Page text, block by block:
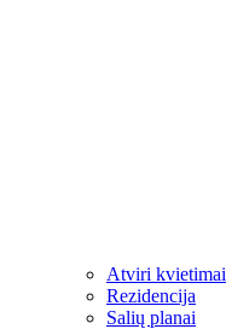
Atviri kvietimai
Rezidencija
Salių planai